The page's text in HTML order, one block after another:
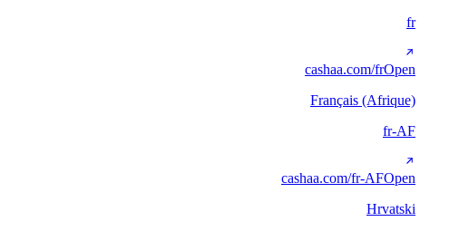
fr
cashaa.com/frOpen
Français (Afrique)
fr-AF
cashaa.com/fr-AFOpen
Hrvatski